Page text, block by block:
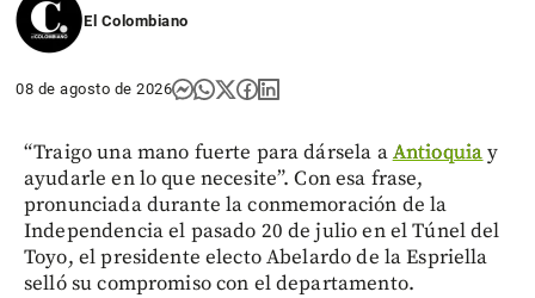
El Colombiano
08 de agosto de 2026
“Traigo una mano fuerte para dársela aAntioquiay
ayudarle en lo que necesite”. Con esa frase,
pronunciada durante la conmemoración de la
Independencia el pasado 20 de julio en el Túnel del
Toyo, el presidente electo Abelardo de la Espriella
selló su compromiso con el departamento.